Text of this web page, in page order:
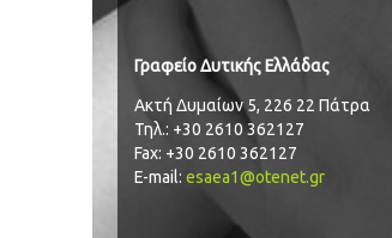
Γραφείο Δυτικής Ελλάδας
Ακτή Δυμαίων 5, 226 22 Πάτρα
Τηλ.: +30 2610 362127
Fax: +30 2610 362127
E-mail: esaea1@otenet.gr